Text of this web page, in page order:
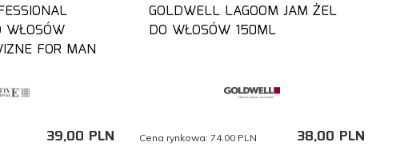
FOR MAN
39,00 PLN
GOLDWELL LAGOOM JAM ŻEL
DO WŁOSÓW 150ML
38,00 PLN
Cena rynkowa:74.00 PLN